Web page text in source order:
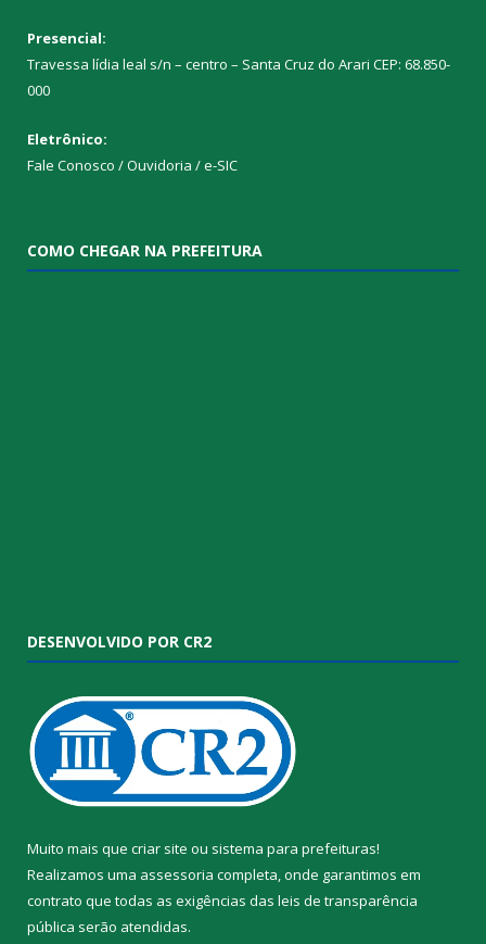
Presencial:
Travessa lídia leal s/n – centro – Santa Cruz do Arari CEP: 68.850-
000
Eletrônico:
Fale Conosco / Ouvidoria / e-SIC
COMO CHEGAR NA PREFEITURA
DESENVOLVIDO POR CR2
Muito mais que criar site ou sistema para prefeituras!
Realizamos uma assessoria completa, onde garantimos em
contrato que todas as exigências das leis de transparência
pública serão atendidas.